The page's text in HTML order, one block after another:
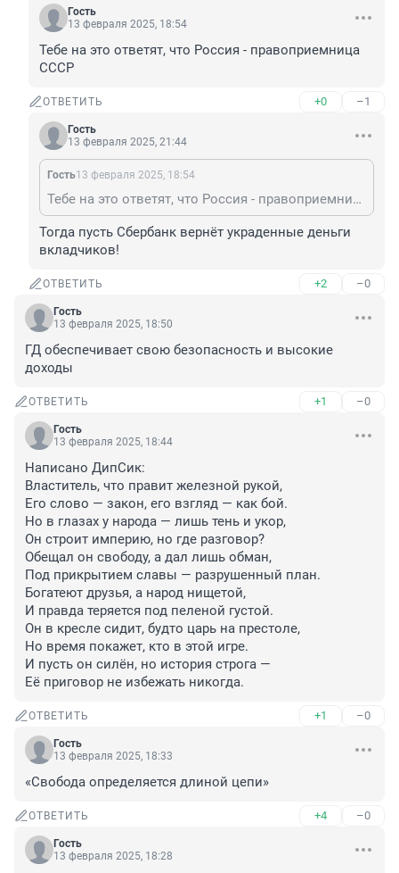
Гость
13 февраля 2025, 18:54
Тебе на это ответят, что Россия - правоприемница
СССР
ОТВЕТИТЬ +0 –1
Гость
13 февраля 2025, 21:44
Гость13 февраля 2025, 18:54
Тебе на это ответят, что Россия - правоприемница СССР
Тогда пусть Сбербанк вернёт украденные деньги
вкладчиков!
ОТВЕТИТЬ +2 –0
Гость
13 февраля 2025, 18:50
ГД обеспечивает свою безопасность и высокие
доходы
ОТВЕТИТЬ +1 –0
Гость
13 февраля 2025, 18:44
Написано ДипСик:
Властитель, что правит железной рукой,
Его слово — закон, его взгляд — как бой.
Но в глазах у народа — лишь тень и укор,
Он строит империю, но где разговор?
Обещал он свободу, а дал лишь обман,
Под прикрытием славы — разрушенный план.
Богатеют друзья, а народ нищетой,
И правда теряется под пеленой густой.
Он в кресле сидит, будто царь на престоле,
Но время покажет, кто в этой игре.
И пусть он силён, но история строга —
Её приговор не избежать никогда.
ОТВЕТИТЬ +1 –0
Гость
13 февраля 2025, 18:33
«Свобода определяется длиной цепи»
ОТВЕТИТЬ +4 –0
Гость
13 февраля 2025, 18:28